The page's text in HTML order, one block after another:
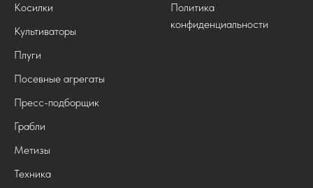
Косилки
Культиваторы
Плуги
Посевные агрегаты
Пресс-подборщик
Грабли
Метизы
Техника
Политика
конфиденциальности